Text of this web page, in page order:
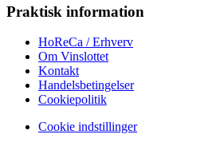
Praktisk information
HoReCa / Erhverv
Om Vinslottet
Kontakt
Handelsbetingelser
Cookiepolitik
Cookie indstillinger